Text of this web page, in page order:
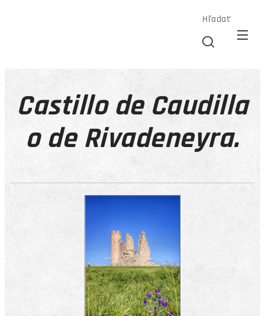
Hľadať
Castillo de Caudilla
o de Rivadeneyra.